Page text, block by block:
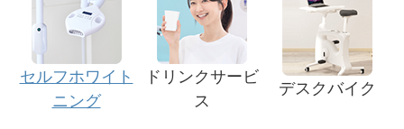
セルフホワイト
ニング
ドリンクサービ
ス
デスクバイク